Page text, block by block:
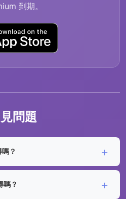
到期。
問題
？
嗎？